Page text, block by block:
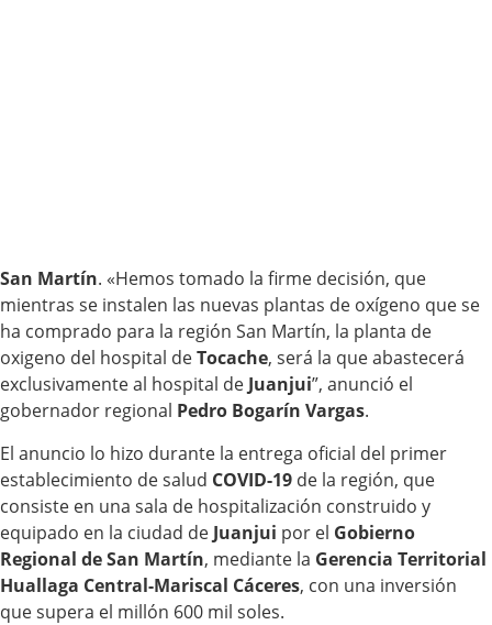
San Martín. «Hemos tomado la firme decisión, que
mientras se instalen las nuevas plantas de oxígeno que se
ha comprado para la región San Martín, la planta de
oxigeno del hospital deTocache, será la que abastecerá
exclusivamente al hospital de Juanjui”, anunció el
gobernador regional Pedro Bogarín Vargas.
El anuncio lo hizo durante la entrega oficial del primer
establecimiento de salud COVID-19 de la región, que
consiste en una sala de hospitalización construido y
equipado en la ciudad de Juanjui por el Gobierno
Regional de San Martín, mediante la Gerencia Territorial
Huallaga Central-Mariscal Cáceres, con una inversión
que supera el millón 600 mil soles.